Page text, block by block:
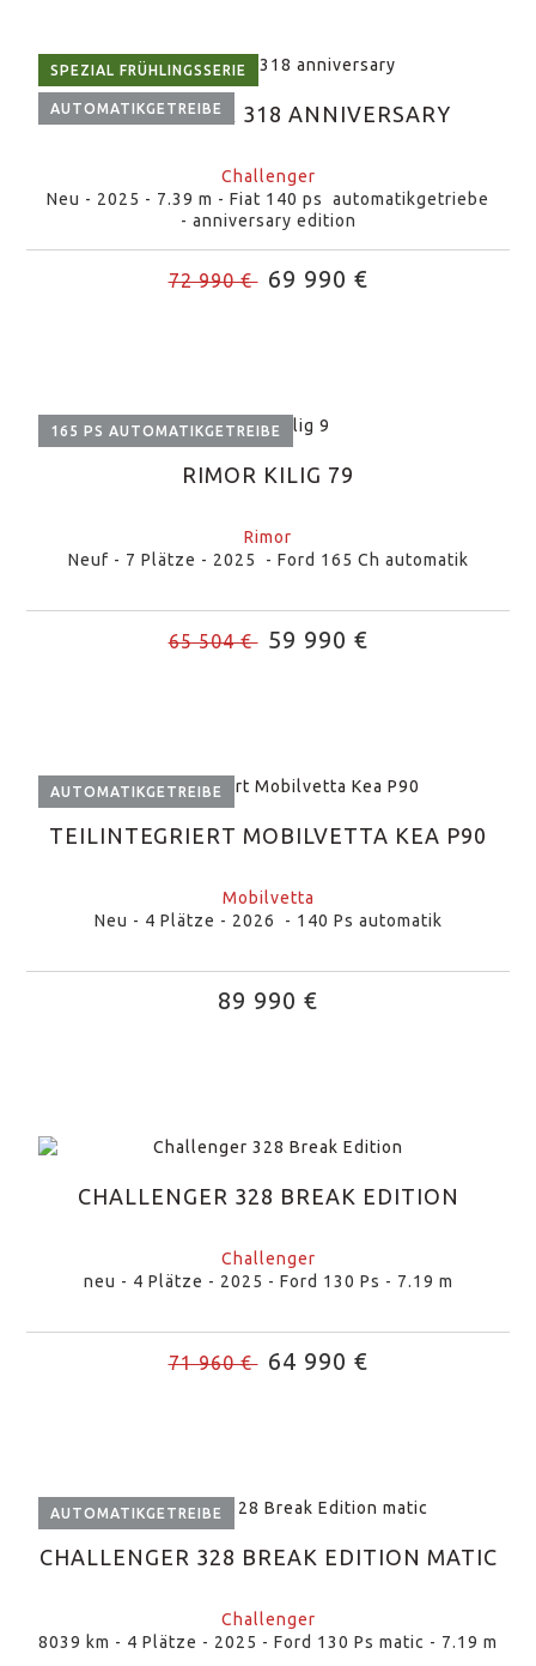
SPEZIAL FRÜHLINGSSERIE
AUTOMATIKGETREIBE
CHALLENGER 318 ANNIVERSARY
Challenger
Neu - 2025 - 7.39 m - Fiat 140 ps automatikgetriebe
- anniversary edition
72 990 € 69 990 €
165 PS AUTOMATIKGETREIBE
RIMOR KILIG 79
Rimor
Neuf - 7 Plätze - 2025 - Ford 165 Ch automatik
65 504 € 59 990 €
AUTOMATIKGETREIBE
TEILINTEGRIERT MOBILVETTA KEA P90
Mobilvetta
Neu - 4 Plätze - 2026 - 140 Ps automatik
89 990 €
CHALLENGER 328 BREAK EDITION
Challenger
neu - 4 Plätze - 2025 - Ford 130 Ps - 7.19 m
71 960 € 64 990 €
AUTOMATIKGETREIBE
CHALLENGER 328 BREAK EDITION MATIC
Challenger
8039 km - 4 Plätze - 2025 - Ford 130 Ps matic - 7.19 m